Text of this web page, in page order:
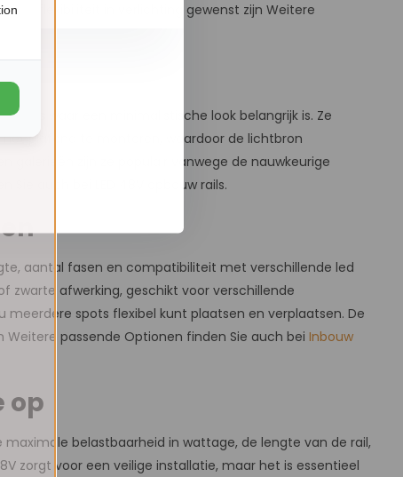
en flexibiliteit in verlichting gewenst zijn Weitere
waar een minimalistische look belangrijk is. Ze
plafond te monteren, waardoor de lichtbron
galerieën zijn ze populair vanwege de nauwkeurige
auch bei LED 48V opbouw rails.
aantal fasen en compatibiliteit met verschillende led
zwarte afwerking, geschikt voor verschillende
meerdere spots flexibel kunt plaatsen en verplaatsen. De
passende Optionen finden Sie auch bei Inbouw
op
maximale belastbaarheid in wattage, de lengte van de rail,
zorgt voor een veilige installatie, maar het is essentieel